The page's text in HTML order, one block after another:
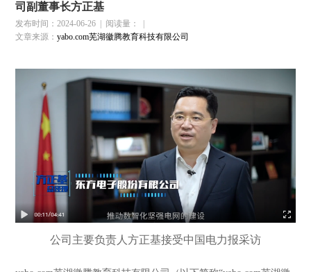
司副董事长方正基
发布时间：2024-06-26 阅读量：
文章来源：yabo.com芜湖徽腾教育科技有限公司
公司主要负责人方正基接受中国电力报采访